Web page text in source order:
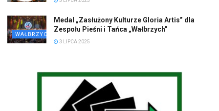
WAŁBRZYCH
Medal „Zasłużony Kulturze Gloria Artis” dla
Zespołu Pieśni i Tańca „Wałbrzych”
3 LIPCA 2025